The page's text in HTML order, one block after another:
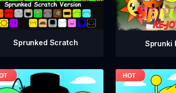
Sprunked Scratch Sprunki